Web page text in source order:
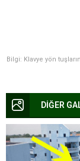
Bilgi: Klavye yön
DİĞER